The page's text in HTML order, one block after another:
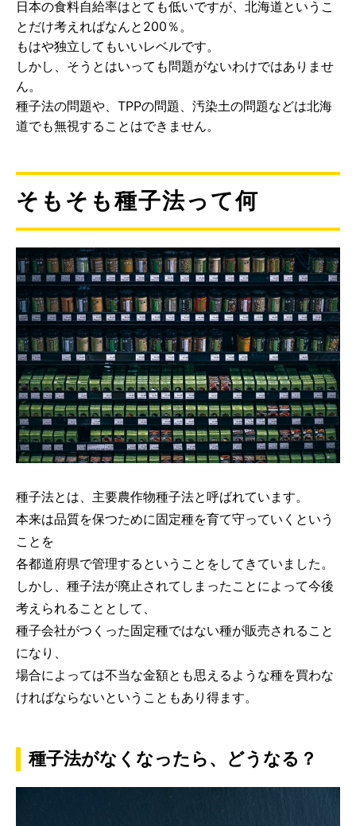
日本の食料自給率はとても低いですが、北海道というこ
とだけ考えればなんと200％。
もはや独立してもいいレベルです。
しかし、そうとはいっても問題がないわけではありませ
ん。
種子法の問題や、TPPの問題、汚染土の問題などは北海
道でも無視することはできません。
そもそも種子法って何
種子法とは、主要農作物種子法と呼ばれています。
本来は品質を保つために固定種を育て守っていくという
ことを
各都道府県で管理するということをしてきていました。
しかし、種子法が廃止されてしまったことによって今後
考えられることとして、
種子会社がつくった固定種ではない種が販売されること
になり、
場合によっては不当な金額とも思えるような種を買わな
ければならないということもあり得ます。
種子法がなくなったら、どうなる？